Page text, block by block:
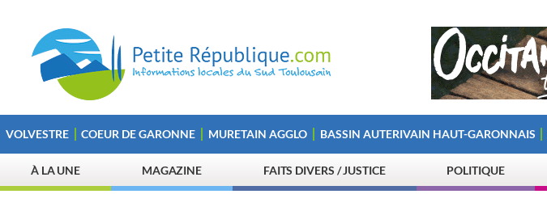
VOLVESTRE COEUR DE GARONNE MURETAIN AGGLO BASSIN AUTERIVAIN HAUT-GARONNAIS
À LA UNE MAGAZINE FAITS DIVERS / JUSTICE POLITIQUE